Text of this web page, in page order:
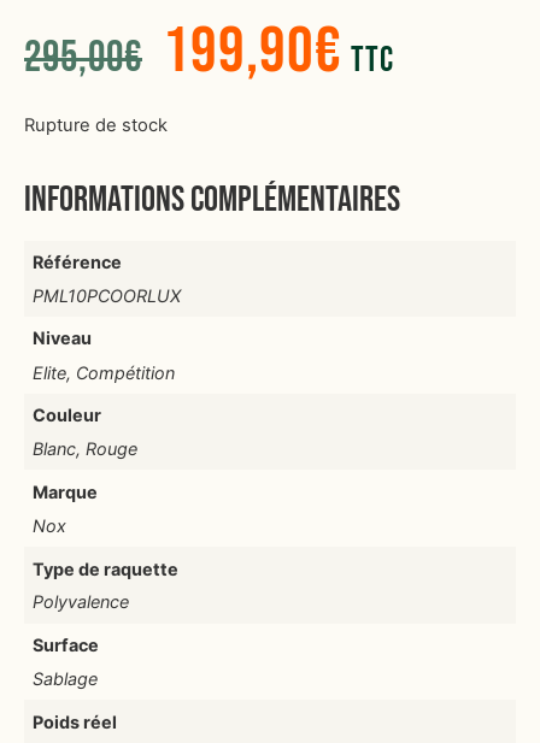
295,00€ 199,90€ TTC
Rupture de stock
Informations complémentaires
Référence
PML10PCOORLUX
Niveau
Elite, Compétition
Couleur
Blanc, Rouge
Marque
Nox
Type de raquette
Polyvalence
Surface
Sablage
Poids réel